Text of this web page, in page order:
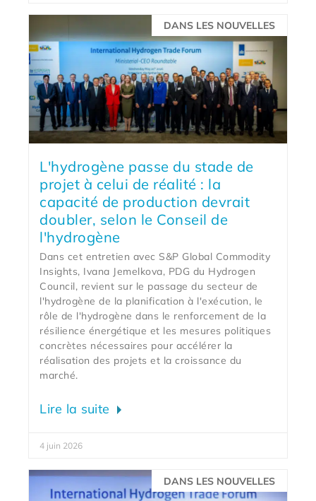
DANS LES NOUVELLES
L'hydrogène passe du stade de
projet à celui de réalité : la
capacité de production devrait
doubler, selon le Conseil de
l'hydrogène
Dans cet entretien avec S&P Global Commodity
Insights, Ivana Jemelkova, PDG du Hydrogen
Council, revient sur le passage du secteur de
l'hydrogène de la planification à l'exécution, le
rôle de l'hydrogène dans le renforcement de la
résilience énergétique et les mesures politiques
concrètes nécessaires pour accélérer la
réalisation des projets et la croissance du
marché.
Lire la suite
4 juin 2026
DANS LES NOUVELLES